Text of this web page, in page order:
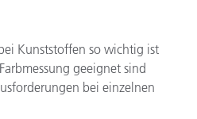
Kunststoffen so wichtig ist
geeignet sind
bei einzelnen